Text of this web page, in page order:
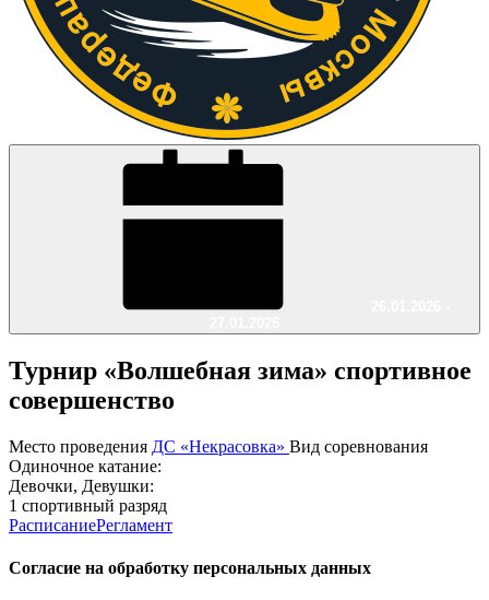
Турнир «Волшебная зима» спортивное
совершенство
Место проведения ДС «Некрасовка» Вид соревнования
Одиночное катание:
Девочки, Девушки:
1 спортивный разряд
РасписаниеРегламент
Согласие на обработку персональных данных